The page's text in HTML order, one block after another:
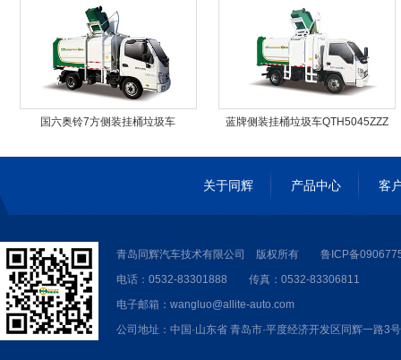
国六奥铃7方侧装挂桶垃圾车
蓝牌侧装挂桶垃圾车QTH5045ZZZ
关于同辉 产品中心 客
青岛同辉汽车技术有限公司 版权所有 鲁ICP备
电话：0532-83301888 传真：0532-83306811
电子邮箱：wangluo@allite-auto.com
公司地址：中国·山东省 青岛市·平度经济开发区同辉一路3号